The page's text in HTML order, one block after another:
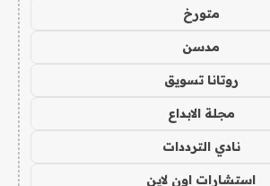
متورخ
مدسن
روتانا تسويق
مجلة الابداع
نادي الترددات
استشارات اون لاين